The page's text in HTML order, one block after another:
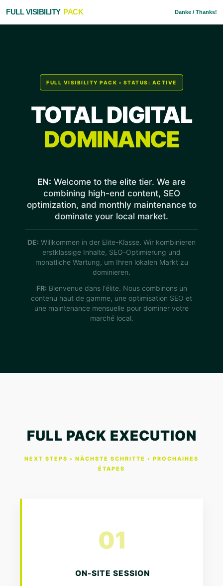
FULL VISIBILITY PACK Danke / Thanks!
FULL VISIBILITY PACK • STATUS: ACTIVE
TOTAL DIGITAL
DOMINANCE
EN: Welcome to the elite tier. We are
combining high-end content, SEO
optimization, and monthly maintenance to
dominate your local market.
DE: Willkommen in der Elite-Klasse. Wir kombinieren
erstklassige Inhalte, SEO-Optimierung und
monatliche Wartung, um Ihren lokalen Markt zu
dominieren.
FR: Bienvenue dans l'élite. Nous combinons un
contenu haut de gamme, une optimisation SEO et
une maintenance mensuelle pour dominer votre
marché local.
FULL PACK EXECUTION
NEXT STEPS • NÄCHSTE SCHRITTE • PROCHAINES
ÉTAPES
01
ON-SITE SESSION